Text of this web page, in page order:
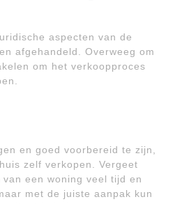
aspecten van de
afgehandeld. Overweeg om
om het verkoopproces
en goed voorbereid te zijn,
zelf verkopen. Vergeet
een woning veel tijd en
met de juiste aanpak kun